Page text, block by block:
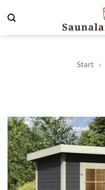
Inhalt
springen
Start »